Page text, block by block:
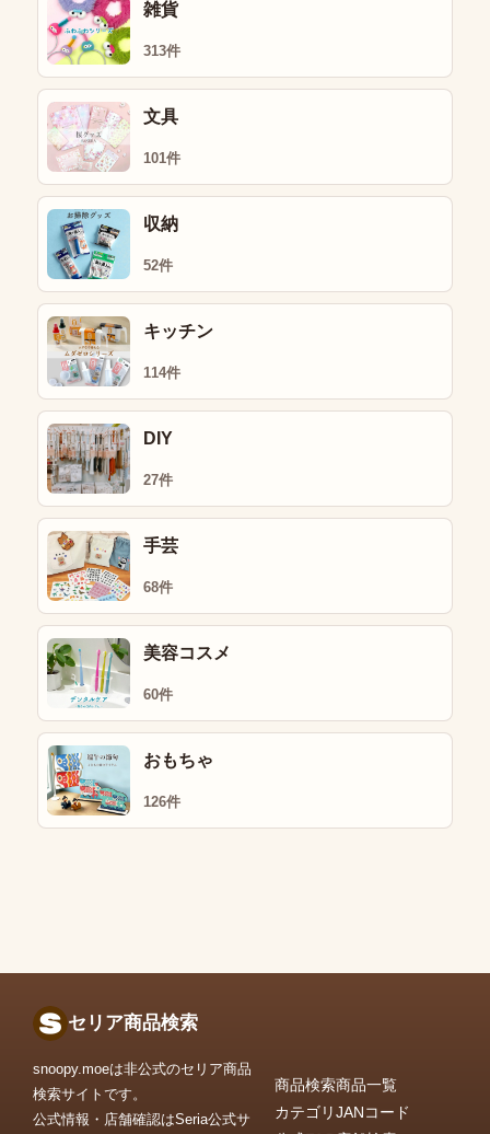
雑貨
313件
文具
101件
収納
52件
キッチン
114件
DIY
27件
手芸
68件
美容コスメ
60件
おもちゃ
126件
セリア商品検索
snoopy.moeは非公式のセリア商品
検索サイトです。
公式情報・店舗確認はSeria公式サ
商品検索商品一覧
カテゴリJANコード